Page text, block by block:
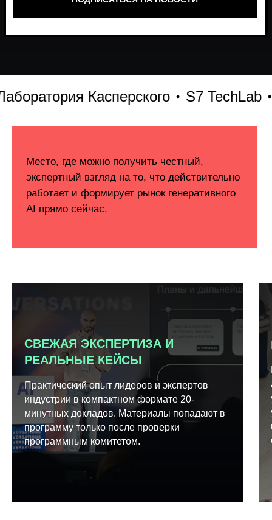
Касперского S7 TechLab Т-
СВЕЖАЯ ЭКСПЕРТИЗА И
РЕАЛЬНЫЕ КЕЙСЫ
Практический опыт лидеров и экспертов
индустрии в компактном формате 20-
минутных докладов. Материалы попадают в
программу только после проверки
программным комитетом.